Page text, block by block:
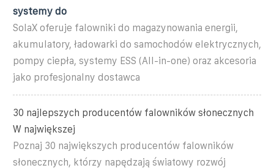
systemy do
SolaX oferuje falowniki do magazynowania energii,
akumulatory, ładowarki do samochodów elektrycznych,
pompy ciepła, systemy ESS (All-in-one) oraz akcesoria
jako profesjonalny dostawca
30 najlepszych producentów falowników słonecznych
W największej
Poznaj 30 największych producentów falowników
słonecznych, którzy napędzają światowy rozwój